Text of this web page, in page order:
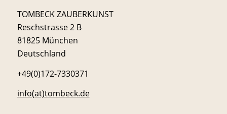
TOMBECK ZAUBERKUNST
Reschstrasse 2 B
81825 München
Deutschland
+49(0)172-7330371
info(at)tombeck.de